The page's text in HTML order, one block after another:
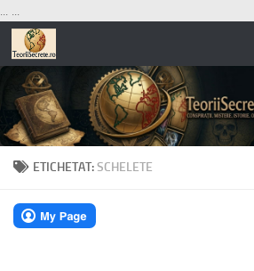
... ...
Skip to content
ETICHETAT:SCHELETE